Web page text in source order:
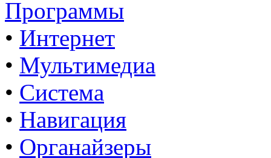
Программы
• Интернет
• Мультимедиа
• Система
• Навигация
• Органайзеры